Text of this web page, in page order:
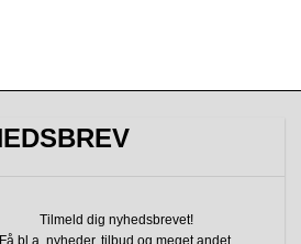
Tilmeld dig nyhedsbrevet!
Få bl.a. nyheder, tilbud og meget andet.